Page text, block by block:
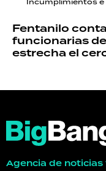
Incumplimientos e
Fentanilo
funcionarias
estrecha el
Agencia de